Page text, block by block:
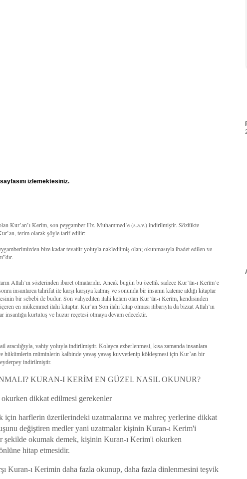
izlemektesiniz.
Kur’an’ı Kerim, son peygamber Hz. Muhammed’e (s.a.v.) indirilmiştir. Sözlükte
terim olarak şöyle tarif edilir:
bize kadar tevatür yoluyla nakledilmiş olan; okunmasıyla ibadet edilen ve
Allah’ın sözlerinden ibaret olmalarıdır. Ancak bugün bu özellik sadece Kur’ân-ı Kerîm’e
insanlarca tahrifat ile karşı karşıya kalmış ve sonunda bir insanın kaleme aldığı kitaplar
bir sebebi de budur. Son vahyedilen ilahi kelam olan Kur’ân-ı Kerîm, kendisinden
en mükemmel ilahi kitaptır. Kur’an Son ilahi kitap olması itibarıyla da bizzat Allah’ın
insanlığa kurtuluş ve huzur reçetesi olmaya devam edecektir.
aracılığıyla, vahiy yoluyla indirilmiştir. Kolayca ezberlenmesi, kısa zamanda insanlara
ve hükümlerin müminlerin kalbinde yavaş yavaş kuvvetlenip kökleşmesi için Kur’an bir
indirilmiştir.
KURAN-I KERİM EN GÜZEL NASIL OKUNUR?
dikkat edilmesi gerekenler
harflerin üzerilerindeki uzatmalarına ve mahreç yerlerine dikkat
değiştiren medler yani uzatmalar kişinin Kuran-ı Kerim'i
şekilde okumak demek, kişinin Kuran-ı Kerim'i okurken
hitap etmesidir.
Kuran-ı Kerimin daha fazla okunup, daha fazla dinlenmesini teşvik